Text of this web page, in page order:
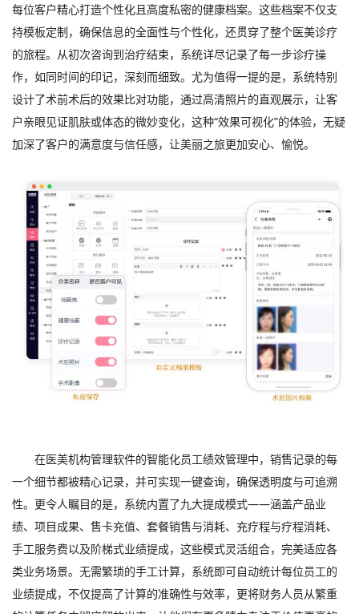
每位客户精心打造个性化且高度私密的健康档案。这些档案不仅支
持模板定制，确保信息的全面性与个性化，还贯穿了整个医美诊疗
的旅程。从初次咨询到治疗结束，系统详尽记录了每一步诊疗操
作，如同时间的印记，深刻而细致。尤为值得一提的是，系统特别
设计了术前术后的效果比对功能，通过高清照片的直观展示，让客
户亲眼见证肌肤或体态的微妙变化，这种“效果可视化”的体验，无疑
加深了客户的满意度与信任感，让美丽之旅更加安心、愉悦。
在医美机构管理软件的智能化员工绩效管理中，销售记录的每
一个细节都被精心记录，并可实现一键查询，确保透明度与可追溯
性。更令人瞩目的是，系统内置了九大提成模式——涵盖产品业
绩、项目成果、售卡充值、套餐销售与消耗、充疗程与疗程消耗、
手工服务费以及阶梯式业绩提成，这些模式灵活组合，完美适应各
类业务场景。无需繁琐的手工计算，系统即可自动统计每位员工的
业绩提成，不仅提高了计算的准确性与效率，更将财务人员从繁重